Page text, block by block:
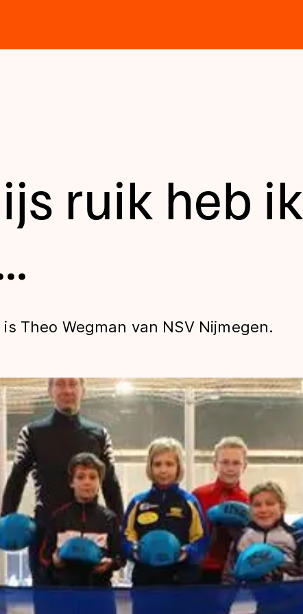
ruik heb ik
Theo Wegman van NSV Nijmegen.